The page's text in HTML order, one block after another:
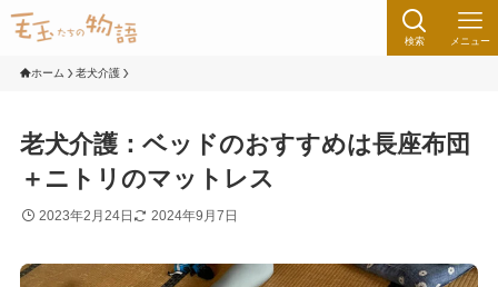
検索 メニュー
ホーム 老犬介護
老犬介護：ベッドのおすすめは長座布団
＋ニトリのマットレス
2023年2月24日 2024年9月7日